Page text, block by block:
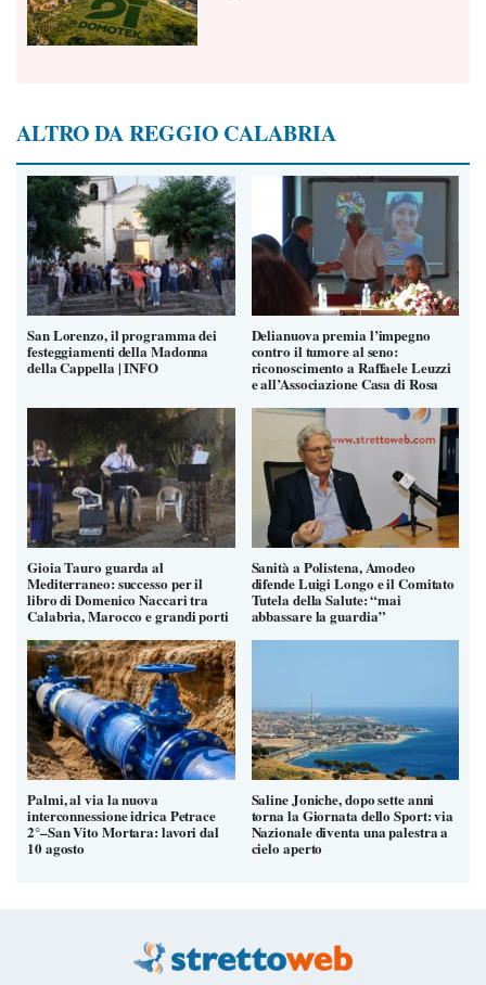
ALTRO DA REGGIO CALABRIA
San Lorenzo, il programma dei
festeggiamenti della Madonna
della Cappella | INFO
Delianuova premia l’impegno
contro il tumore al seno:
riconoscimento a Raffaele Leuzzi
e all’Associazione Casa di Rosa
Gioia Tauro guarda al
Mediterraneo: successo per il
libro di Domenico Naccari tra
Calabria, Marocco e grandi porti
Sanità a Polistena, Amodeo
difende Luigi Longo e il Comitato
Tutela della Salute: “mai
abbassare la guardia”
Palmi, al via la nuova
interconnessione idrica Petrace
2°–San Vito Mortara: lavori dal
10 agosto
Saline Joniche, dopo sette anni
torna la Giornata dello Sport: via
Nazionale diventa una palestra a
cielo aperto